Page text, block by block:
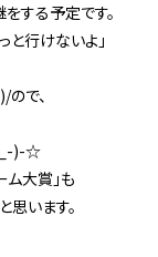
をする予定です。
と行けないよ」
で、
)-☆
ム大賞」も
思います。